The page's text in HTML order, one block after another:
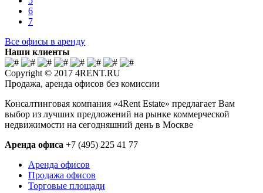
6
7
Все офисы в аренду
Наши клиенты
Copyright © 2017 4RENT.RU
Продажа, аренда офисов без комиссии
Консалтинговая компания «4Rent Estate» предлагает Вам
выбор из лучших предложений на рынке коммерческой
недвижимости на сегодняшний день в Москве
Аренда офиса +7 (495) 225 41 77
Аренда офисов
Продажа офисов
Торговые площади